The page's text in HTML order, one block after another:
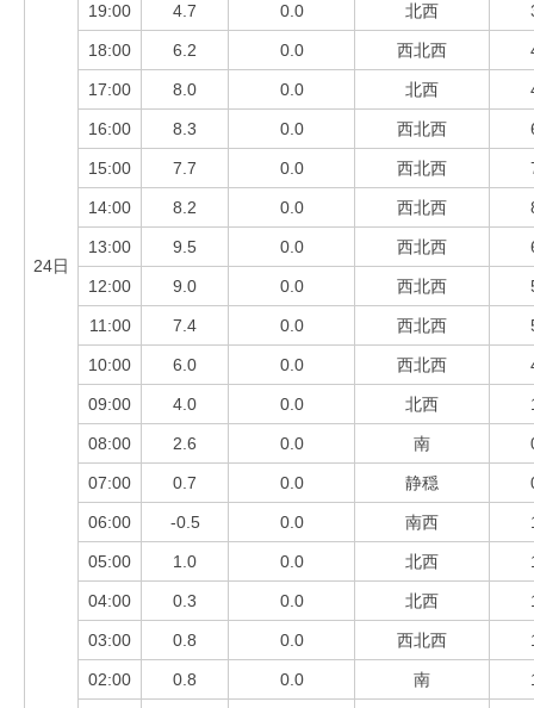
24日
19:00 4.7 0.0 北西
18:00 6.2 0.0 西北西
17:00 8.0 0.0 北西
16:00 8.3 0.0 西北西
15:00 7.7 0.0 西北西
14:00 8.2 0.0 西北西
13:00 9.5 0.0 西北西
12:00 9.0 0.0 西北西
11:00 7.4 0.0 西北西
10:00 6.0 0.0 西北西
09:00 4.0 0.0 北西
08:00 2.6 0.0 南
07:00 0.7 0.0 静穏
06:00 -0.5 0.0 南西
05:00 1.0 0.0 北西
04:00 0.3 0.0 北西
03:00 0.8 0.0 西北西
02:00 0.8 0.0 南